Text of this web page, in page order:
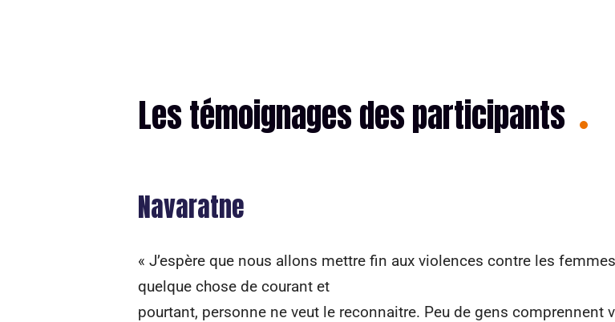
Les témoignages des participants
Navaratne
« J’espère que nous allons mettre fin aux violences contre les
quelque chose de courant et
pourtant, personne ne veut le reconnaitre. Peu de gens comprennent